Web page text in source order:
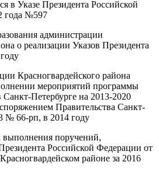
в Указе Президента Российской
года №597
администрации
о реализации Указов Президента
Красногвардейского района
мероприятий программы
Санкт-Петербурге на 2013-2020
Правительства Санкт-
№ 66-рп, в 2014 году
выполнения поручений,
Российской Федерации от
районе за 2016